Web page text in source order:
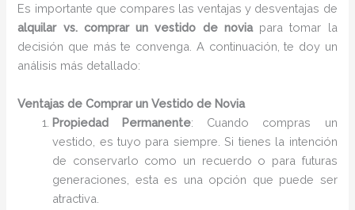
Es importante que compares las ventajas y desventajas de
alquilar vs. comprar un vestido de noviapara tomar la
decisión que más te convenga. A continuación, te doy un
análisis más detallado:
Ventajas de Comprar un Vestido de Novia
Propiedad Permanente: Cuando compras un
vestido, es tuyo para siempre. Si tienes la intención
de conservarlo como un recuerdo o para futuras
generaciones, esta es una opción que puede ser
atractiva.